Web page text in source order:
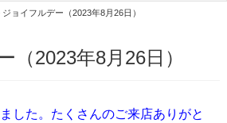
ジョイフルデー（2023年8月26日）
（2023年8月26日）
した。たくさんのご来店ありがと